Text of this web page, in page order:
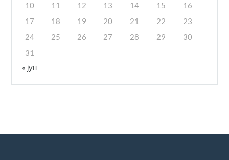
10
11 12 13 14 15
16
17
18 19 20 21 22
23
24
25 26 27 28 29
30
31
« јун